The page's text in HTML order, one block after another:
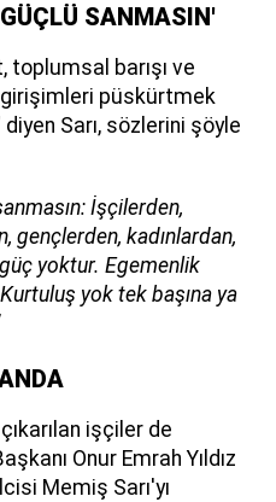
SANMASIN'
toplumsal barışı ve
püskürtmek
Sarı, sözlerini şöyle
İşçilerden,
gençlerden, kadınlardan,
yoktur. Egemenlik
yok tek başına ya
işçiler de
Onur Emrah Yıldız
Memiş Sarı'yı